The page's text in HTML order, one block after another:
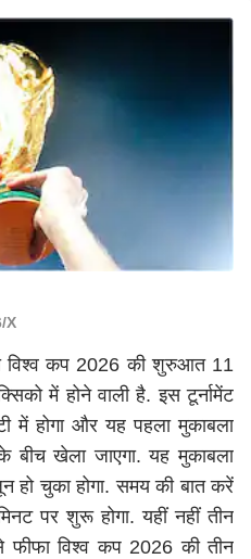
X
विश्व कप 2026 की शुरुआत 11
में होने वाली है. इस टूर्नामेंट
में होगा और यह पहला मुकाबला
खेला जाएगा. यह मुकाबला
हो चुका होगा. समय की बात करें
पर शुरू होगा. यहीं नहीं तीन
फीफा विश्व कप 2026 की तीन